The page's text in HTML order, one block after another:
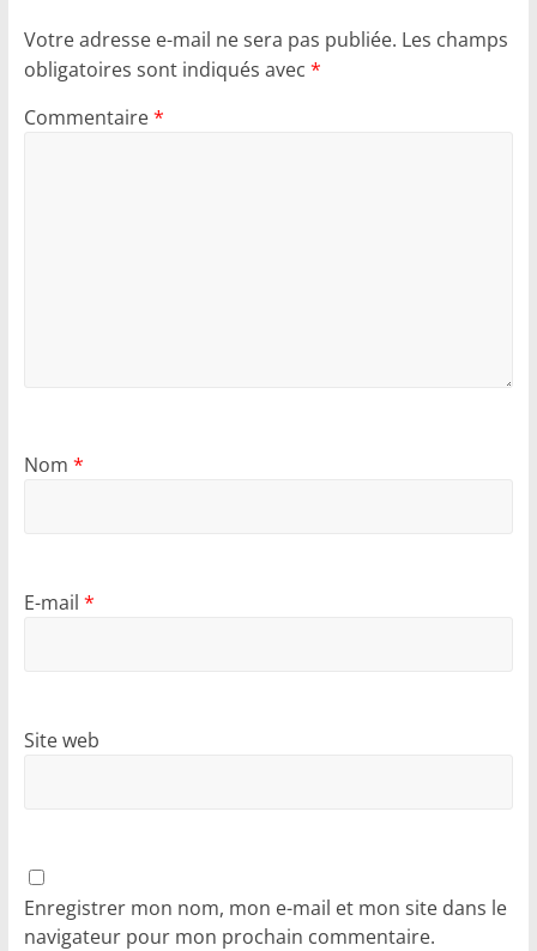
Votre adresse e-mail ne sera pas publiée. Les champs
obligatoires sont indiqués avec *
Commentaire*
Nom *
E-mail *
Site web
Enregistrer mon nom, mon e-mail et mon site dans le
navigateur pour mon prochain commentaire.